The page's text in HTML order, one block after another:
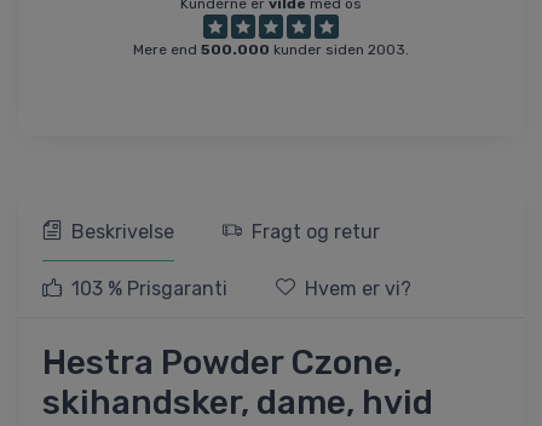
Kunderne er vilde med os
Mere end 500.000 kunder siden 2003.
Beskrivelse Fragt og retur
103 % Prisgaranti Hvem er vi?
Hestra Powder Czone,
skihandsker, dame, hvid